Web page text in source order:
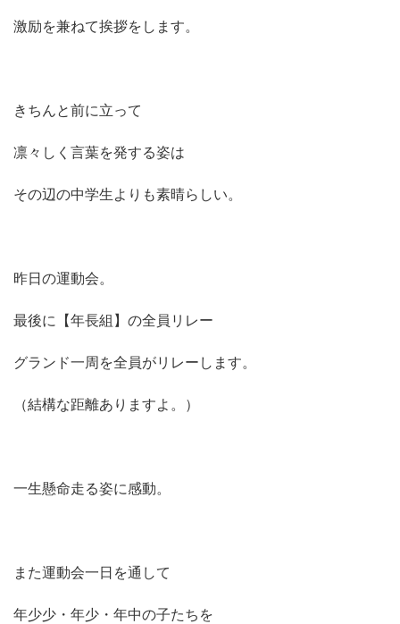
激励を兼ねて挨拶をします。
きちんと前に立って
凛々しく言葉を発する姿は
その辺の中学生よりも素晴らしい。
昨日の運動会。
最後に【年長組】の全員リレー
グランド一周を全員がリレーします。
（結構な距離ありますよ。）
一生懸命走る姿に感動。
また運動会一日を通して
年少少・年少・年中の子たちを